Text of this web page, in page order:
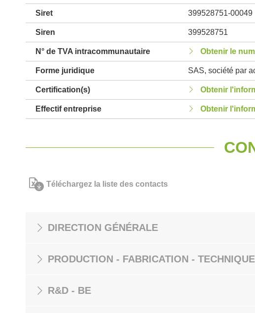
Siret 399528751-00049
Siren 399528751
N° de TVA intracommunautaire Obtenir le
Forme juridique SAS, société par
Certification(s) Obtenir
Effectif entreprise Obtenir
Téléchargez la liste des contacts
DIRECTION GÉNÉRALE
PRODUCTION - FABRICATION - TECHNIQUE
R&D - BE